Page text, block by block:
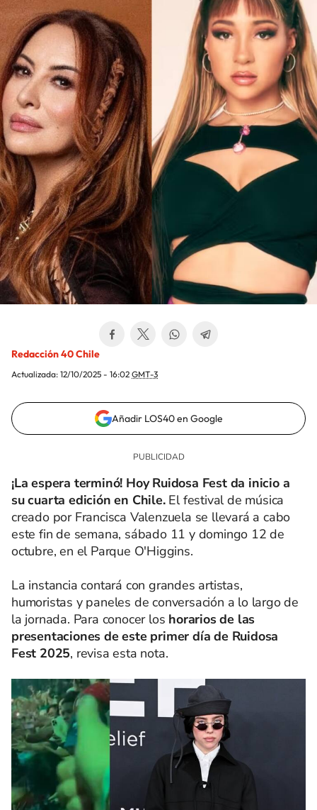
Redacción 40 Chile
Actualizada: 12/10/2025 - 16:02 GMT-3
Añadir LOS40 en Google
¡La espera terminó! Hoy Ruidosa Fest da inicio a
su cuarta edición en Chile. El festival de música
creado por Francisca Valenzuela se llevará a cabo
este fin de semana, sábado 11 y domingo 12 de
octubre, en el Parque O'Higgins.
La instancia contará con grandes artistas,
humoristas y paneles de conversación a lo largo de
la jornada. Para conocer los horarios de las
presentaciones de este primer día de Ruidosa
Fest 2025, revisa esta nota.